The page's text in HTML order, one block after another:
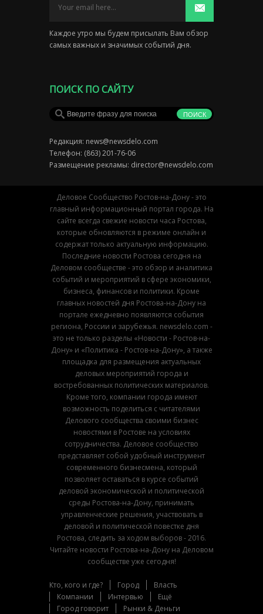
Каждое утро мы будем присылать Вам обзор
самых важных и значимых событий дня.
ПОИСК ПО САЙТУ
Редакция: news@newsdelo.com
Телефон: (863) 201-76-06
Размещение рекламы: director@newsdelo.com
Деловое Сообщество Ростов-на-Дону - это
главный информационный портал города. На
сайте всегда свежие новости часа Ростова,
которые обновляются в режиме онлайн и
содержат только актуальную информацию.
Последние новости Ростова сегодня на
Деловом сообществе - это обзор и аналитика
событий и мероприятий в сфере экономики,
бизнеса, финансов и политики. Кроме
главных новостей дня Ростова-на-Дону на
портале ежедневно появляются события
региона, России и зарубежья. newsdelo.com -
это не только разделы «Новости - Ростов-на-
Дону» и «Политика - Ростов-на-Дону», а также
площадка для размещения актуальных
деловых мероприятий города и
востребованных политических материалов.
Кроме того, компании города имеют
возможность поделиться с читателями
Делового сообщества своими бизнес
новостями в Ростове на условиях
сотрудничества. Деловое сообщество
представляет собой удобный инструмент
современного бизнесмена, который
позволяет оставаться в курсе событий
деловой экономической и политической
среды Ростова-на-Дону, принимать
управленческие решения, участвовать в
деловой и политической повестке дня
Ростова, следить за ходом выборов - 2016.
Читайте новости Ростова-на-Дону на Деловом
сообществе уже сегодня!
Кто, кого и где? Город
Власть
Компании
Интервью
Ещё
Город говорит
Рынки & Деньги